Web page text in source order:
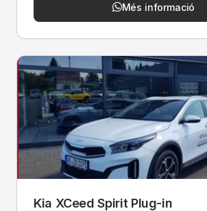
Més informació
Kia XCeed Spirit Plug-in